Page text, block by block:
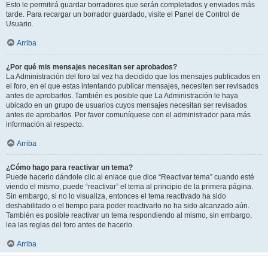
Esto le permitirá guardar borradores que serán completados y enviados más
tarde. Para recargar un borrador guardado, visite el Panel de Control de
Usuario.
Arriba
¿Por qué mis mensajes necesitan ser aprobados?
La Administración del foro tal vez ha decidido que los mensajes publicados en
el foro, en el que estas intentando publicar mensajes, necesiten ser revisados
antes de aprobarlos. También es posible que La Administración le haya
ubicado en un grupo de usuarios cuyos mensajes necesitan ser revisados
antes de aprobarlos. Por favor comuníquese con el administrador para más
información al respecto.
Arriba
¿Cómo hago para reactivar un tema?
Puede hacerlo dándole clic al enlace que dice “Reactivar tema” cuando esté
viendo el mismo, puede “reactivar” el tema al principio de la primera página.
Sin embargo, si no lo visualiza, entonces el tema reactivado ha sido
deshabilitado o el tiempo para poder reactivarlo no ha sido alcanzado aún.
También es posible reactivar un tema respondiendo al mismo, sin embargo,
lea las reglas del foro antes de hacerlo.
Arriba